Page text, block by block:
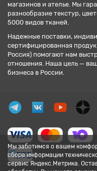
Мы заботимся о вашем
сбора информации
сервис Яндекс.Метрика.
магазинов и ателье. Мы
разнообразие текстур,
5000 видов тканей.
Надежные поставки,
сертифицированная
Россия) помогают нам
отношения. Наша цель —
бизнеса в России.